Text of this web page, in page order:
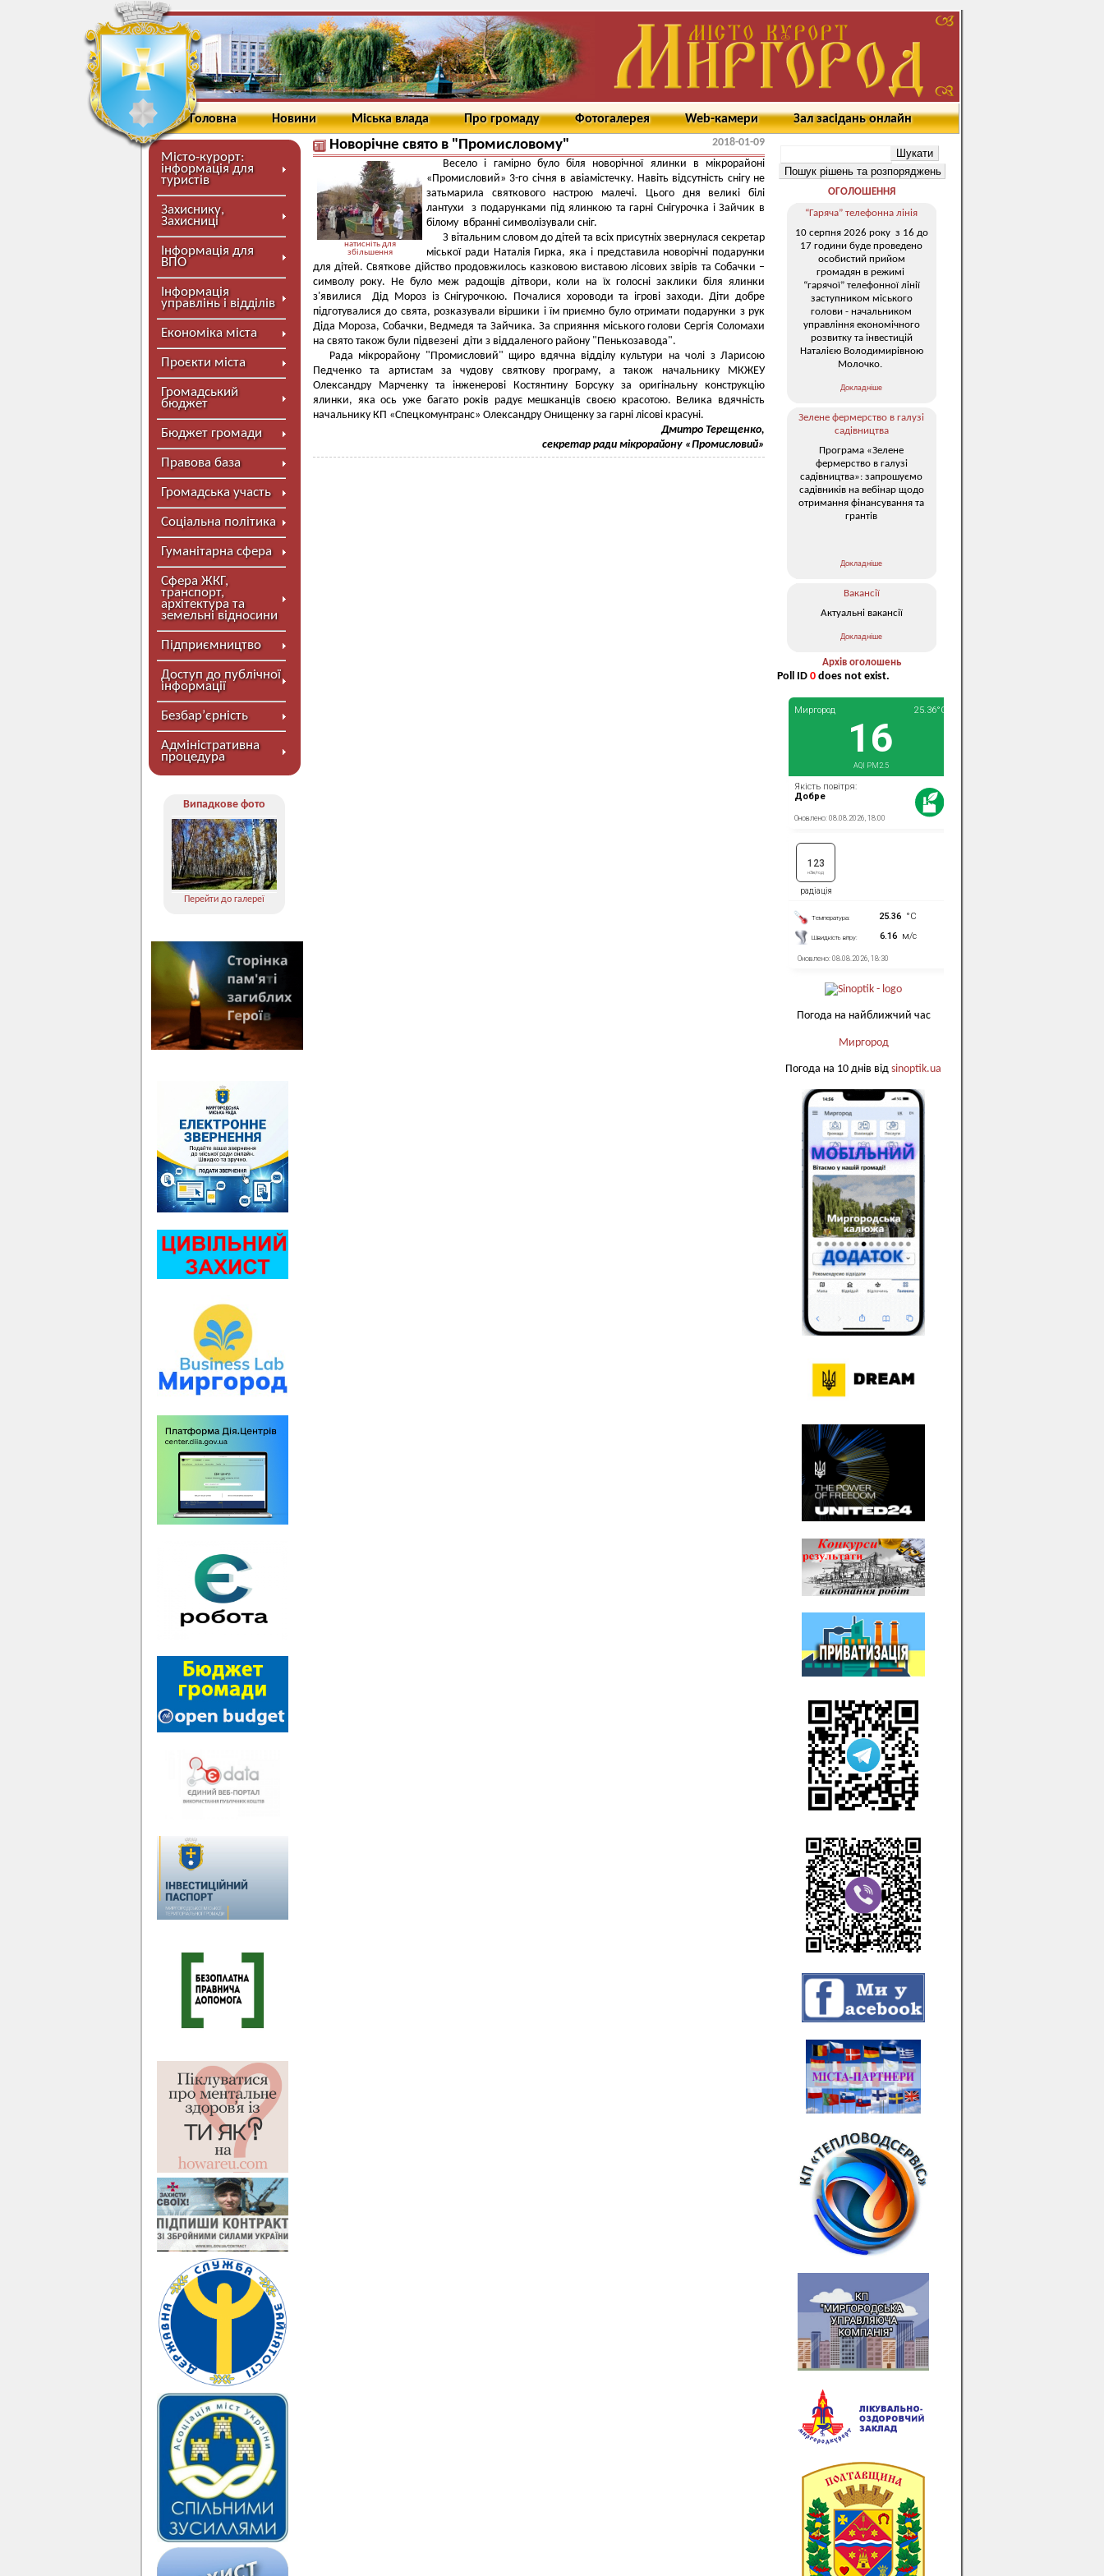
Головна Новини Міська влада Про громаду Фотогалерея Web-камери Зал засідань онлайн
Місто-курорт:
інформація для
туристів
Захиснику,
Захисниці
Інформація для
ВПО
Інформація
управлінь і відділів
Економіка міста
Проєкти міста
Громадський
бюджет
Бюджет громади
Правова база
Громадська участь
Соціальна політика
Гуманітарна сфера
Сфера ЖКГ,
транспорт,
архітектура та
земельні відносини
Підприємництво
Доступ до публічної
інформації
Безбар’єрність
Адміністративна
процедура
Випадкове фото
Перейти до галереї
Новорічне свято в "Промисловому" 2018-01-09
натисніть для
збільшення
Весело і гамірно було біля новорічної ялинки в мікрорайоні
«Промисловий» 3-го січня в авіамістечку. Навіть відсутність снігу не
затьмарила святкового настрою малечі. Цього дня великі білі
лантухи з подарунками під ялинкою та гарні Снігурочка і Зайчик в
білому вбранні символізували сніг.
З вітальним словом до дітей та всіх присутніх звернулася секретар
міської ради Наталія Гирка, яка і представила новорічні подарунки
для дітей. Святкове дійство продовжилось казковою виставою лісових звірів та Собачки –
символу року. Не було меж радощів дітвори, коли на їх голосні заклики біля ялинки
з'явилися Дід Мороз із Снігурочкою. Почалися хороводи та ігрові заходи. Діти добре
підготувалися до свята, розказували віршики і їм приємно було отримати подарунки з рук
Діда Мороза, Собачки, Ведмедя та Зайчика. За сприяння міського голови Сергія Соломахи
на свято також були підвезені діти з віддаленого району "Пенькозавода".
Рада мікрорайону "Промисловий" щиро вдячна відділу культури на чолі з Ларисою
Педченко та артистам за чудову святкову програму, а також начальнику МКЖЕУ
Олександру Марченку та інженерові Костянтину Борсуку за оригінальну конструкцію
ялинки, яка ось уже багато років радує мешканців своєю красотою. Велика вдячність
начальнику КП «Спецкомунтранс» Олександру Онищенку за гарні лісові красуні.
Дмитро Терещенко,
секретар ради мікрорайону «Промисловий»
ОГОЛОШЕННЯ
“Гаряча” телефонна лінія
10 серпня 2026 року з 16 до
17 години буде проведено
особистий прийом
громадян в режимі
“гарячої” телефонної лінії
заступником міського
голови - начальником
управління економічного
розвитку та інвестицій
Наталією Володимирівною
Молочко.
Докладніше
Зелене фермерство в галузі
садівництва
Програма «Зелене
фермерство в галузі
садівництва»: запрошуємо
садівників на вебінар щодо
отримання фінансування та
грантів
Докладніше
Вакансії
Актуальні вакансії
Докладніше
Архів оголошень
Poll ID 0 does not exist.
Погода на найближчий час
Миргород
Погода на 10 днів від sinoptik.ua